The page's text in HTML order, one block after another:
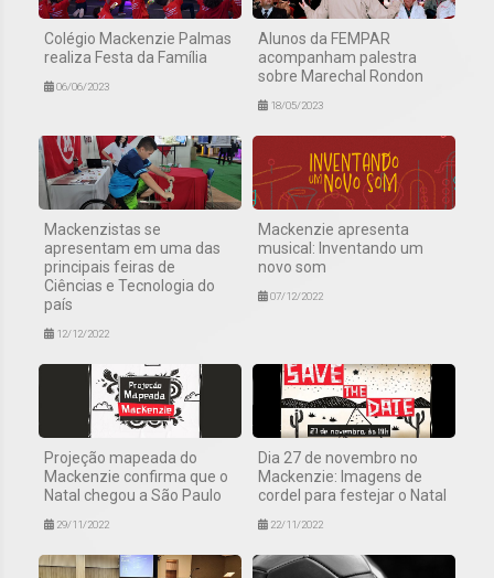
Colégio Mackenzie Palmas
realiza Festa da Família
06/06/2023
Alunos da FEMPAR
acompanham palestra
sobre Marechal Rondon
18/05/2023
Mackenzistas se
apresentam em uma das
principais feiras de
Ciências e Tecnologia do
país
12/12/2022
Mackenzie apresenta
musical: Inventando um
novo som
07/12/2022
Projeção mapeada do
Mackenzie confirma que o
Natal chegou a São Paulo
29/11/2022
Dia 27 de novembro no
Mackenzie: Imagens de
cordel para festejar o Natal
22/11/2022